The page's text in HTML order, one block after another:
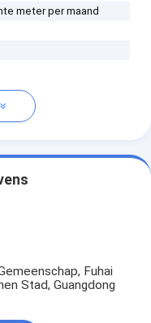
meter per maand
Fuhai
Stad, Guangdong